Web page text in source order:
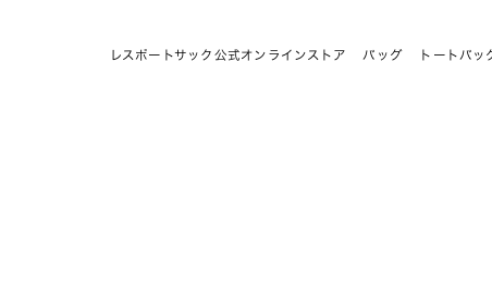
レスポートサック公式オンラインストア バッグ トートバッ